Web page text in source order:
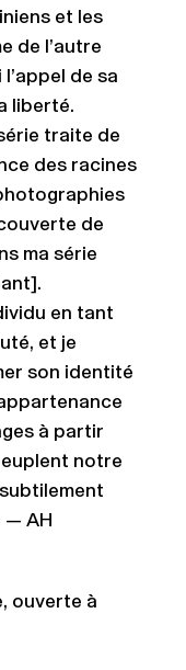
et les
de l’autre
de sa
liberté.
traite de
des racines
de
ma série
en tant
et je
son identité
à partir
notre
— AH
ouverte à